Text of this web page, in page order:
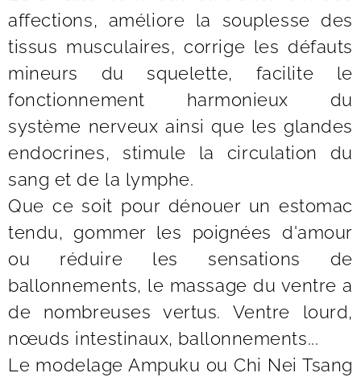
affections, améliore la souplesse des
tissus musculaires, corrige les défauts
mineurs du squelette, facilite le
fonctionnement harmonieux du
système nerveux ainsi que les glandes
endocrines, stimule la circulation du
sang et de la lymphe.
Que ce soit pour dénouer un estomac
tendu, gommer les poignées d'amour
ou réduire les sensations de
ballonnements, le massage du ventre a
de nombreuses vertus. Ventre lourd,
nœuds intestinaux, ballonnements...
Le modelage Ampuku ou Chi Nei Tsang